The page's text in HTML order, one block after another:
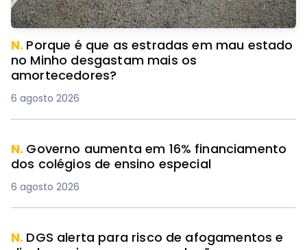
N. Porque é que as estradas em mau estado
no Minho desgastam mais os
amortecedores?
6 agosto 2026
N. Governo aumenta em 16% financiamento
dos colégios de ensino especial
6 agosto 2026
N. DGS alerta para risco de afogamentos e